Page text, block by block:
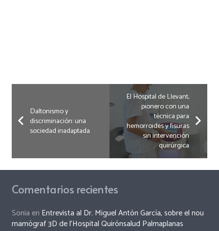
Daltonismo y
discriminación: una
sociedad inadaptada
El Hospital de Llevant,
pionero con una
técnica para
hemorroides y fisuras
sin intervención
quirúrgica
Comentarios recientes
Sonia en Entrevista al Dr. Miguel Antón García, sobre el nou
mamògraf 3D de l’Hospital Quirónsalud Palmaplanas